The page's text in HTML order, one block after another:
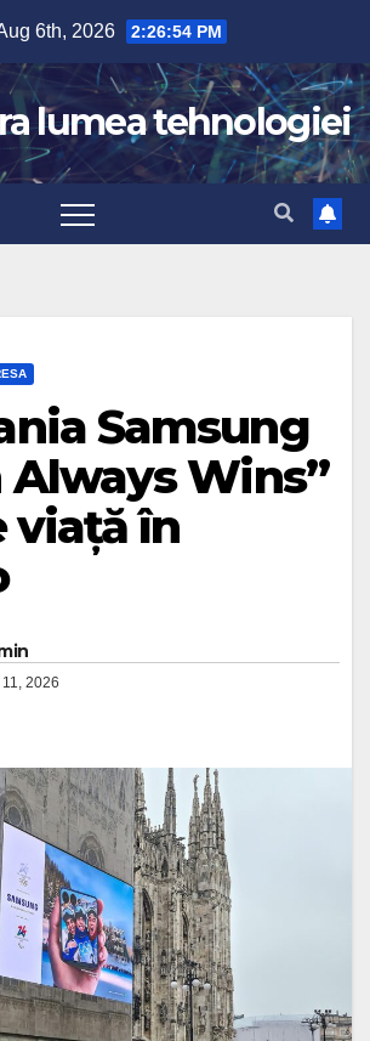
6th, 2026 2:26:55 PM
lumea tehnologiei
Samsung
Always Wins”
viață în
11, 2026